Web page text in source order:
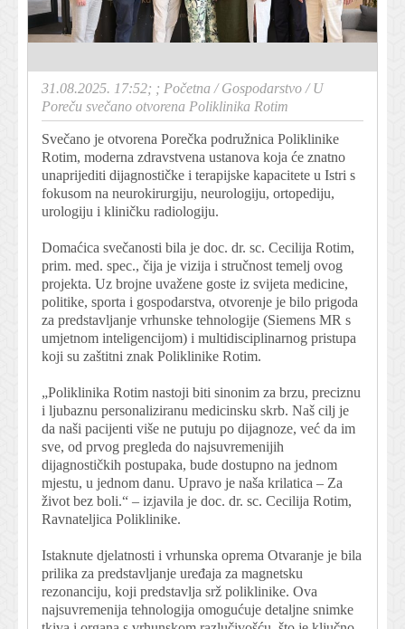
31.08.2025. 17:52; ; Početna /Gospodarstvo /U
Poreču svečano otvorena Poliklinika Rotim
Svečano je otvorena Porečka podružnica Poliklinike
Rotim, moderna zdravstvena ustanova koja će znatno
unaprijediti dijagnostičke i terapijske kapacitete u Istri s
fokusom na neurokirurgiju, neurologiju, ortopediju,
urologiju i kliničku radiologiju.
Domaćica svečanosti bila je doc. dr. sc. Cecilija Rotim,
prim. med. spec., čija je vizija i stručnost temelj ovog
projekta. Uz brojne uvažene goste iz svijeta medicine,
politike, sporta i gospodarstva, otvorenje je bilo prigoda
za predstavljanje vrhunske tehnologije (Siemens MR s
umjetnom inteligencijom) i multidisciplinarnog pristupa
koji su zaštitni znak Poliklinike Rotim.
„Poliklinika Rotim nastoji biti sinonim za brzu, preciznu
i ljubaznu personaliziranu medicinsku skrb. Naš cilj je
da naši pacijenti više ne putuju po dijagnoze, već da im
sve, od prvog pregleda do najsuvremenijih
dijagnostičkih postupaka, bude dostupno na jednom
mjestu, u jednom danu. Upravo je naša krilatica – Za
život bez boli.“ – izjavila je doc. dr. sc. Cecilija Rotim,
Ravnateljica Poliklinike.
Istaknute djelatnosti i vrhunska oprema Otvaranje je bila
prilika za predstavljanje uređaja za magnetsku
rezonanciju, koji predstavlja srž poliklinike. Ova
najsuvremenija tehnologija omogućuje detaljne snimke